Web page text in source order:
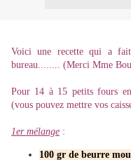
Voici une recette qui a
bureau........ (Merci Mme
Pour 14 à 15 petits fours
(vous pouvez mettre vos
1er mélange :
100 gr de beurre mou